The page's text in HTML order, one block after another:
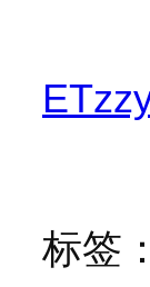
标签：